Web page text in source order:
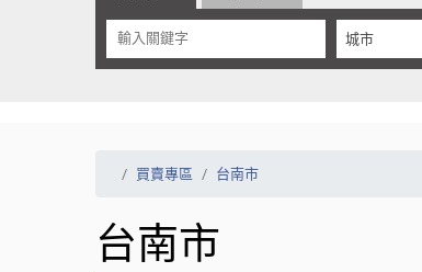
城市
買賣專區 台南市
台南市